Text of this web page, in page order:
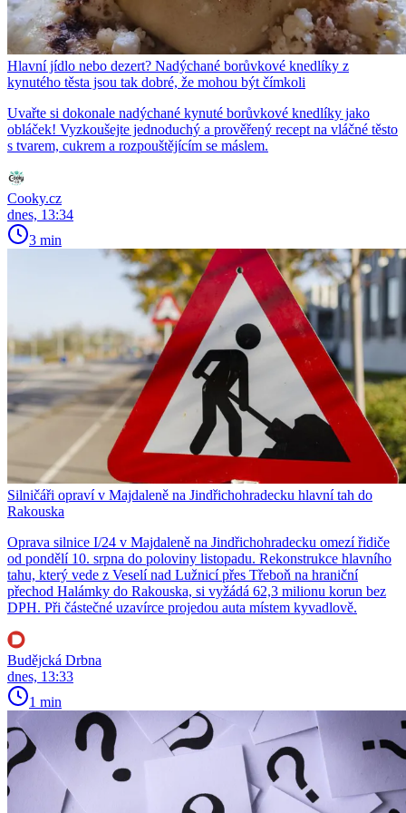
Hlavní jídlo nebo dezert? Nadýchané borůvkové knedlíky z
kynutého těsta jsou tak dobré, že mohou být čímkoli
Uvařte si dokonale nadýchané kynuté borůvkové knedlíky jako
obláček! Vyzkoušejte jednoduchý a prověřený recept na vláčné těsto
s tvarem, cukrem a rozpouštějícím se máslem.
Cooky.cz
dnes, 13:34
3 min
Silničáři opraví v Majdaleně na Jindřichohradecku hlavní tah do
Rakouska
Oprava silnice I/24 v Majdaleně na Jindřichohradecku omezí řidiče
od pondělí 10. srpna do poloviny listopadu. Rekonstrukce hlavního
tahu, který vede z Veselí nad Lužnicí přes Třeboň na hraniční
přechod Halámky do Rakouska, si vyžádá 62,3 milionu korun bez
DPH. Při částečné uzavírce projedou auta místem kyvadlově.
Budějcká Drbna
dnes, 13:33
1 min